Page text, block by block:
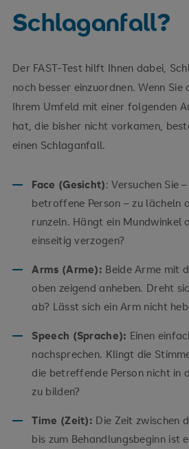
Schlafapnoe-Syndrom
Vererbung (Schlaganfall bei
Schlaganfall?
Der FAST-Test hilft Ihnen dabei,
noch besser einzuordnen. Wenn Sie
Ihrem Umfeld mit einer folgenden
hat, die bisher nicht vorkamen,
einen Schlaganfall.
Face (Gesicht): Versuchen Sie
betroffene Person – zu lächeln
runzeln. Hängt ein Mundwinkel
einseitig verzogen?
Arms (Arme): Beide Arme mit
oben zeigend anheben. Dreht
ab? Lässt sich ein Arm nicht
Speech (Sprache): Einen
nachsprechen. Klingt die
die betreffende Person nicht in
zu bilden?
Time (Zeit): Die Zeit zwischen
bis zum Behandlungsbeginn ist